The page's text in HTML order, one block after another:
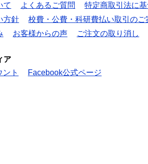
て
よくあるご質問
特定商取引法に
方針
校費・公費・科研費払い取引のご
お客様からの声 ご注文の取り消し
ア
ト
Facebook公式ページ